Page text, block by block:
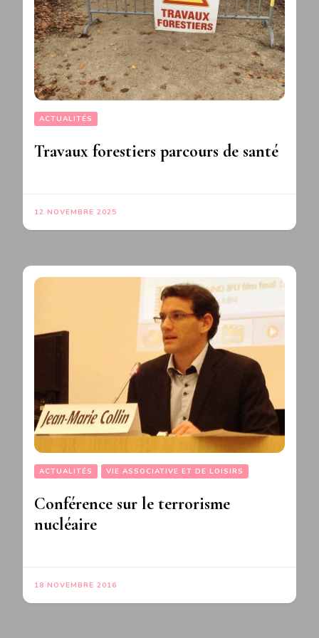
ACTUALITÉS
Travaux forestiers parcours de santé
12 NOVEMBRE 2025
ACTUALITÉS VIE ASSOCIATIVE ET DE LOISIRS
Conférence sur le terrorisme
nucléaire
18 NOVEMBRE 2016